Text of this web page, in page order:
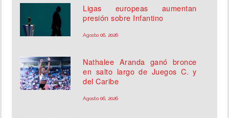
Ligas europeas aumentan
presión sobre Infantino
Agosto 06, 2026
Nathalee Aranda ganó bronce
en salto largo de Juegos C. y
del Caribe
Agosto 06, 2026